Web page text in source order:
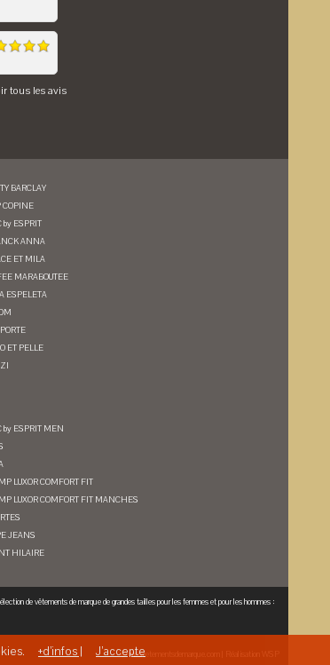
tous les avis
BARCLAY
COPINE
by ESPRIT
ANNA
ET MILA
MARABOUTEE
ESPELETA
ET PELLE
by ESPRIT MEN
LUXOR COMFORT FIT
LUXOR COMFORT FIT MANCHES
JEANS
HILAIRE
devêtements de marque de grandes taillespour les femmes et pour les hommes :
© mesvetementsdemarque.com | Réalisation
+d’infos | J’accepte